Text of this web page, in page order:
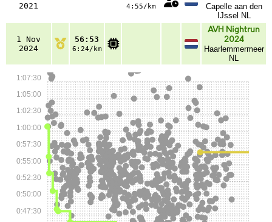
2021
4:55/km
Capelle aan den
IJssel NL
1 Nov
2024
56:53
6:24/km
AVH Nightrun
2024
Haarlemmermeer
NL
0:47:30
0:50:00
0:52:30
0:55:00
0:57:30
1:00:00
1:02:30
1:05:00
1:07:30